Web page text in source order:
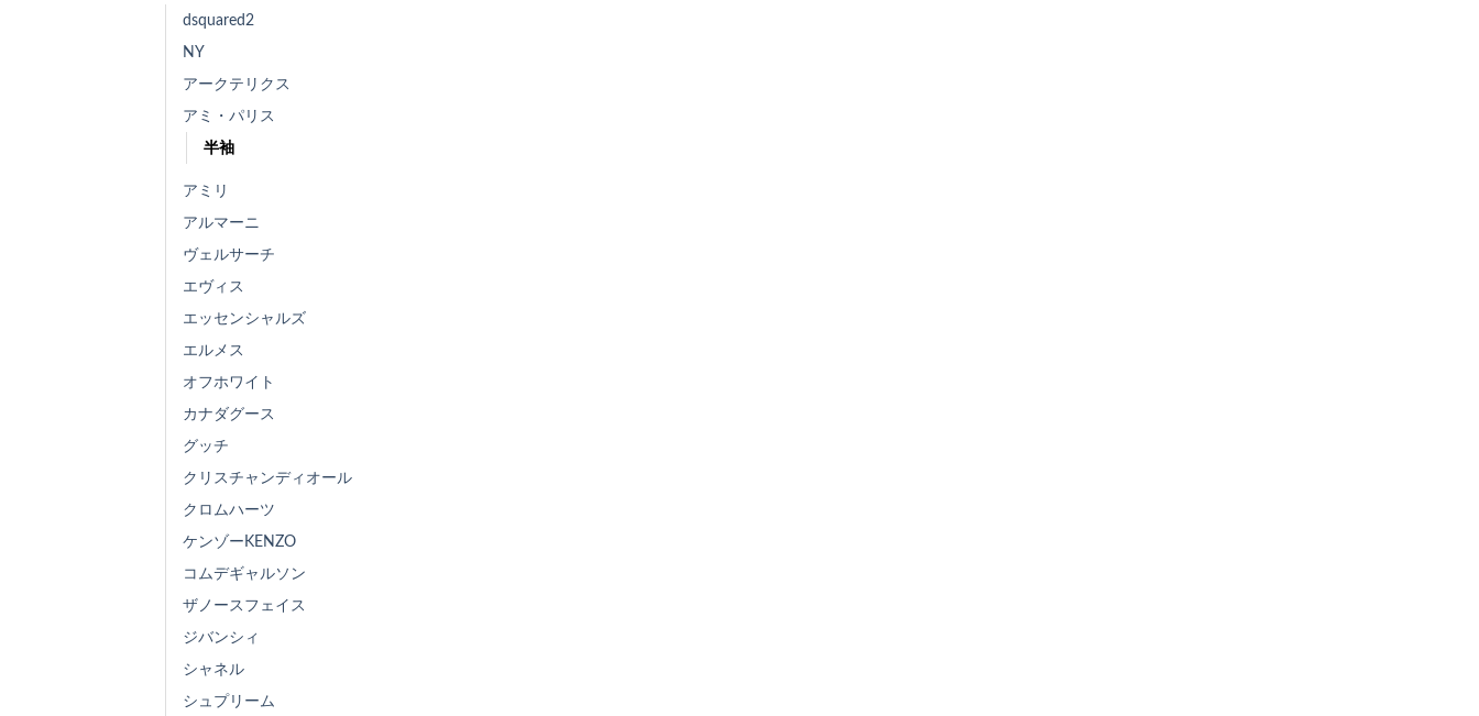
dsquared2
NY
アークテリクス
アミ・パリス
半袖
アミリ
アルマーニ
ヴェルサーチ
エヴィス
エッセンシャルズ
エルメス
オフホワイト
カナダグース
グッチ
クリスチャンディオール
クロムハーツ
ケンゾーKENZO
コムデギャルソン
ザノースフェイス
ジバンシィ
シャネル
シュプリーム